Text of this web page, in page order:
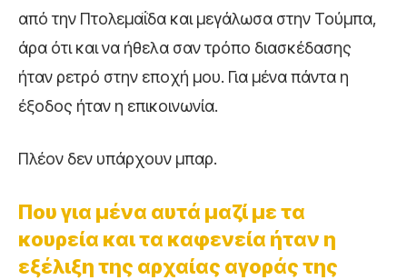
από την Πτολεμαΐδα και μεγάλωσα στην Τούμπα,
άρα ότι και να ήθελα σαν τρόπο διασκέδασης
ήταν ρετρό στην εποχή μου. Για μένα πάντα η
έξοδος ήταν η επικοινωνία.
Πλέον δεν υπάρχουν μπαρ.
Που για μένα αυτά μαζί με τα
κουρεία και τα καφενεία ήταν η
εξέλιξη της αρχαίας αγοράς της